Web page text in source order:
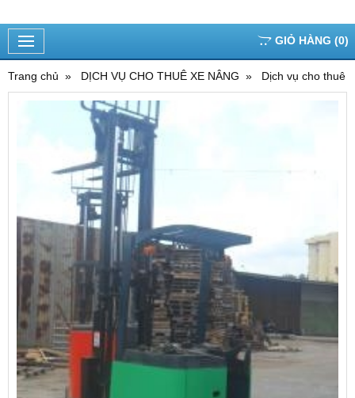
GIỎ HÀNG (0)
Trang chủ DỊCH VỤ CHO THUÊ XE NÂNG Dịch vụ cho thuê